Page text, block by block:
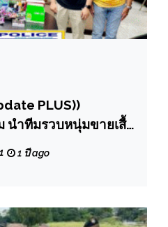
PLUS))
นำทีมรวบหนุ่มขายเสื้อ
ยบุหรี่ไฟฟ้าทาง
ล่องลังมอไซค์
1 ปี ago